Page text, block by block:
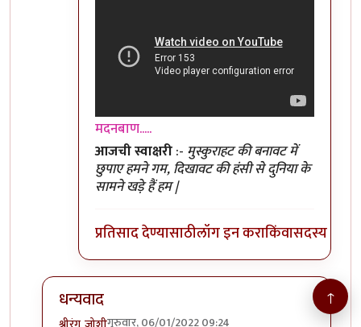
मदनबाण.....
आजची स्वाक्षरी:- मुस्कुराहट की बनावट में
छुपाए हमने गम, दिखावट की हंसी से दुनिया के
सामने खड़े हैं हम |
प्रतिसाद देण्यासाठीलॉग इन कराकिंवासदस्य व्हा
धन्यवाद
गुरुवार, 06/01/2022 09:24
↑